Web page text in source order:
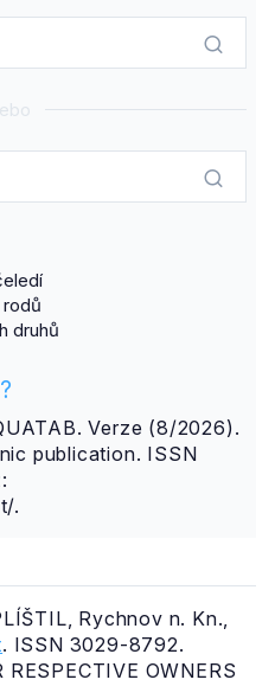
druhů
Verze (8/2026).
publication. ISSN
.
Rychnov n. Kn.,
. ISSN 3029-8792.
OWNERS